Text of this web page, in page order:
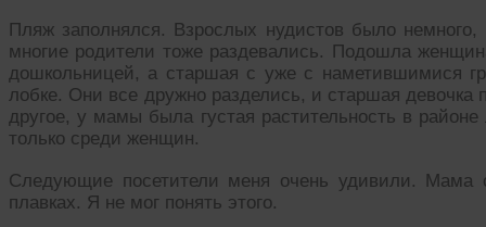
Пляж заполнялся. Взрослых нудистов было
многие родители тоже раздевались. Подошла
дошкольницей, а старшая с уже с наметившимися
лобке. Они все дружно разделись, и старшая
другое, у мамы была густая растительность в
только среди женщин.
Следующие посетители меня очень удивили.
плавках. Я не мог понять этого.